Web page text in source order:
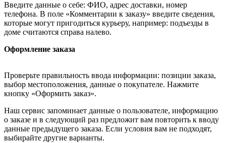
Введите данные о себе: ФИО, адрес доставки, номер
телефона. В поле «Комментарии к заказу» введите сведения,
которые могут пригодиться курьеру, например: подъезды в
доме считаются справа налево.
Оформление заказа
Проверьте правильность ввода информации: позиции заказа,
выбор местоположения, данные о покупателе. Нажмите
кнопку «Оформить заказ».
Наш сервис запоминает данные о пользователе, информацию
о заказе и в следующий раз предложит вам повторить к вводу
данные предыдущего заказа. Если условия вам не подходят,
выбирайте другие варианты.